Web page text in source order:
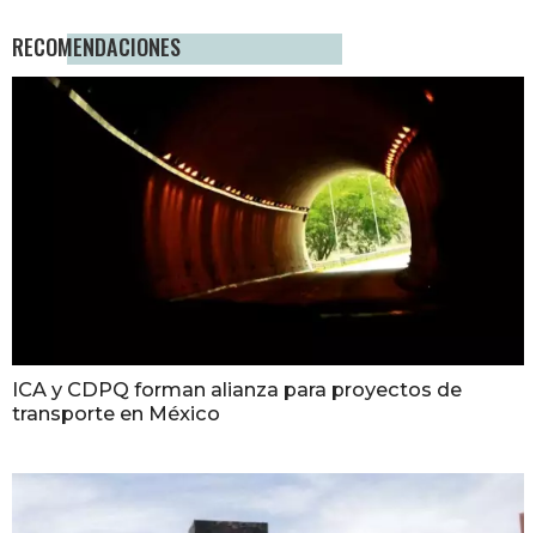
RECOMENDACIONES
ICA y CDPQ forman alianza para proyectos de
transporte en México